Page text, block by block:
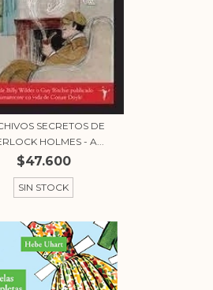
SECRETOS DE
HOLMES - A...
$47.600
SIN STOCK